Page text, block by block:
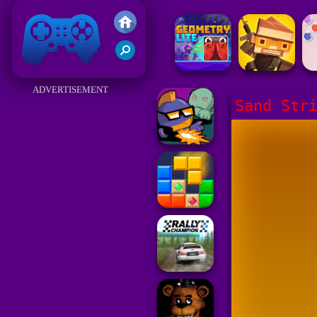
Juegos Friv 2017
ADVERTISEMENT
Sand